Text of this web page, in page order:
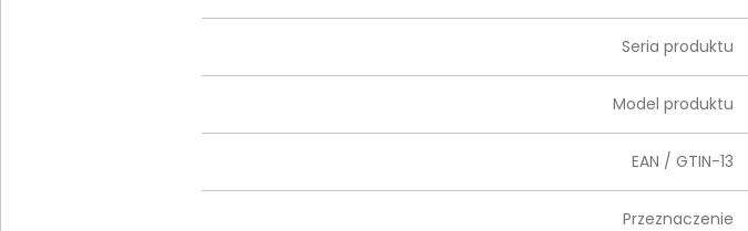
Seria produktu
Model produktu
EAN / GTIN-13
Przeznaczenie